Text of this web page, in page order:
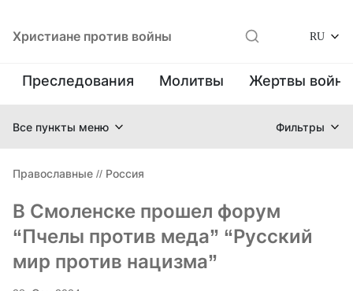
Христиане против войны RU
Преследования Молитвы Жертвы
Все пункты меню Фильтры
Православные // Россия
В Смоленске прошел форум
“Пчелы против меда” “Русский
мир против нацизма”